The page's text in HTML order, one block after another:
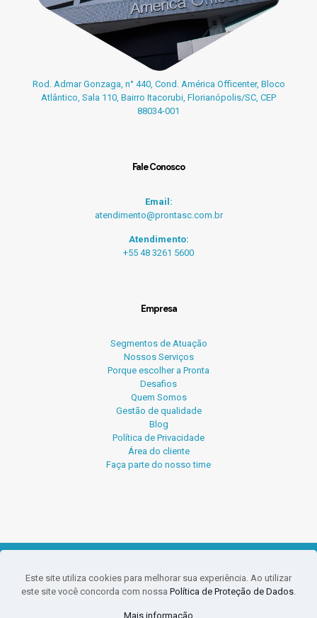
Rod. Admar Gonzaga, n° 440, Cond. América Officenter, Bloco
Atlântico, Sala 110, Bairro Itacorubi, Florianópolis/SC, CEP
88034-001
Fale Conosco
Email:
atendimento@prontasc.com.br
Atendimento:
+55 48 3261 5600
Empresa
Segmentos de Atuação
Nossos Serviços
Porque escolher a Pronta
Desafios
Quem Somos
Gestão de qualidade
Blog
Política de Privacidade
Área do cliente
Faça parte do nosso time
O conteúdo deste site e blog não pode ser reproduzido sem
a prévia autorização da Pronta. PLÁGIO É CRIME.
CRC-SC-009935/O-0 Responsável Técnica Noeli Krueger CRC-
Este site utiliza cookies para melhorar sua experiência. Ao utilizar
este site você concorda com nossa Política de Proteção de Dados.
Mais informação